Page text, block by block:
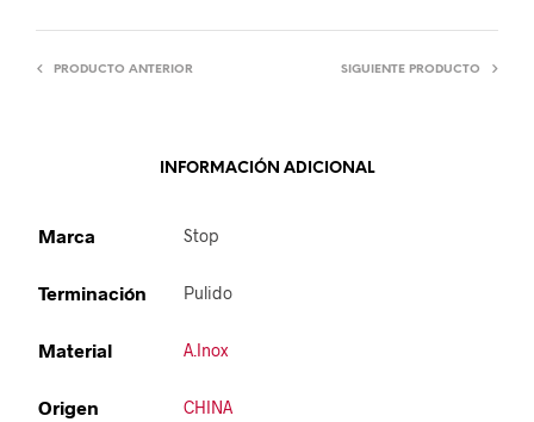
PRODUCTO ANTERIOR SIGUIENTE PRODUCTO
INFORMACIÓN ADICIONAL
Marca Stop
Terminación Pulido
Material A.Inox
Origen CHINA